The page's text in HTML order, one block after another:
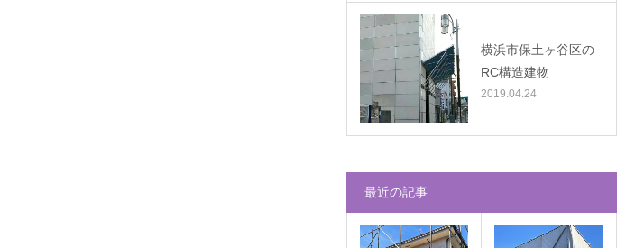
横浜市保土ヶ谷区の
RC構造建物
2019.04.24
最近の記事